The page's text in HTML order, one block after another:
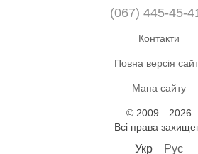
(067) 445-45-
Контакти
Повна версія
Мапа сайту
© 2009—2026
Всі права
Укр Рус